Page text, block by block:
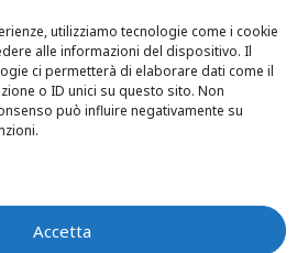
utilizziamo tecnologie come i cookie
alle informazioni del dispositivo. Il
ci permetterà di elaborare dati come il
o ID unici su questo sito. Non
può influire negativamente su
Accetta
i fatti, per
ancora qui
dopo